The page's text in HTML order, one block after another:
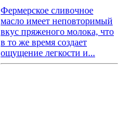
Фермерское сливочное
масло имеет неповторимый
вкус пряженого молока, что
в то же время создает
ощущение легкости и...